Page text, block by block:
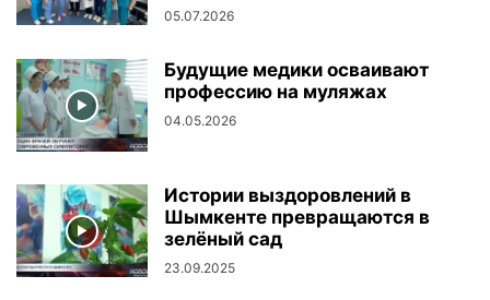
05.07.2026
Будущие медики осваивают
профессию на муляжах
04.05.2026
Истории выздоровлений в
Шымкенте превращаются в
зелёный сад
23.09.2025